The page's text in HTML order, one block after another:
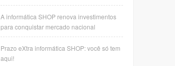
A informática SHOP renova investimentos
para conquistar mercado nacional
Prazo eXtra informática SHOP: você só tem
aqui!